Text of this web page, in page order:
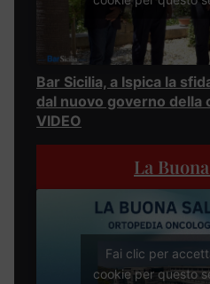
Bar Sicilia, a Ispica la
dal nuovo governo della
VIDEO
La
Fai clic per
cookie per questo